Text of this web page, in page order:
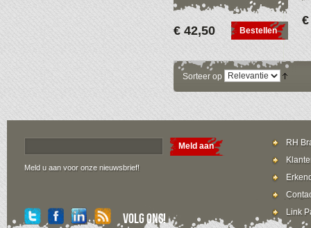
€ 42,50 Bestellen
Sorteer op
Meld aan
Meld u aan voor onze nieuwsbrief!
RH
Link
Volg ons!